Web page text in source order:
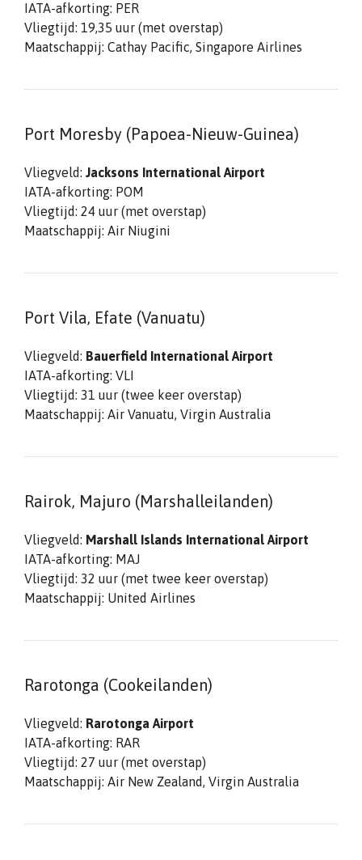
IATA-afkorting: PER
Vliegtijd: 19,35 uur (met overstap)
Maatschappij: Cathay Pacific, Singapore Airlines
Port Moresby (Papoea-Nieuw-Guinea)
Vliegveld: Jacksons International Airport
IATA-afkorting: POM
Vliegtijd: 24 uur (met overstap)
Maatschappij: Air Niugini
Port Vila, Efate (Vanuatu)
Vliegveld: Bauerfield International Airport
IATA-afkorting: VLI
Vliegtijd: 31 uur (twee keer overstap)
Maatschappij: Air Vanuatu, Virgin Australia
Rairok, Majuro (Marshalleilanden)
Vliegveld: Marshall Islands International Airport
IATA-afkorting: MAJ
Vliegtijd: 32 uur (met twee keer overstap)
Maatschappij: United Airlines
Rarotonga (Cookeilanden)
Vliegveld: Rarotonga Airport
IATA-afkorting: RAR
Vliegtijd: 27 uur (met overstap)
Maatschappij: Air New Zealand, Virgin Australia